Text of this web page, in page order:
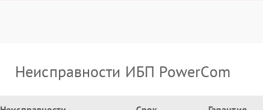
Неисправности ИБП PowerCom